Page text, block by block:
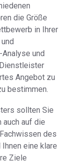
die Größe
in Ihrer
und
Angebot zu
bestimmen.
sollten Sie
auch auf die
des
eine klare
Ziele